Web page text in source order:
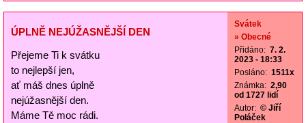
ÚPLNĚ NEJÚŽASNĚJŠÍ DEN
Přejeme Ti k svátku
to nejlepší jen,
ať máš dnes úplně
nejúžasnější den.
Máme Tě moc rádi.
Svátek
» Obecné
Přidáno: 7. 2.
2023 - 18:33
Posláno: 1511x
Známka: 2,90
od 1727 lidí
Autor: © Jiří
Poláček